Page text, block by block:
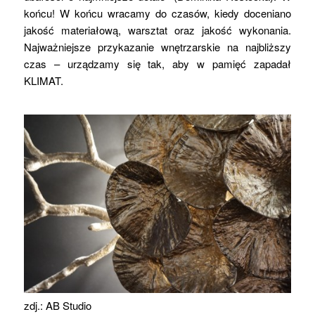
końcu! W końcu wracamy do czasów, kiedy doceniano
jakość materiałową, warsztat oraz jakość wykonania.
Najważniejsze przykazanie wnętrzarskie na najbliższy
czas – urządzamy się tak, aby w pamięć zapadał
KLIMAT.
zdj.: AB Studio